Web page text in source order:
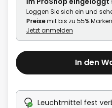
Loggen Sie sich ein und
Preisemit bis zu 55%
Jetzt anmelden
In den
Leuchtmittel fest